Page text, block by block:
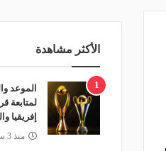
الأكثر مشاهدة
1
الموعد
لمتابعة
إفريقيا
منذ 3 ساعات